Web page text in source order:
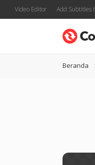
Video Editor Add Subtitles
Beranda